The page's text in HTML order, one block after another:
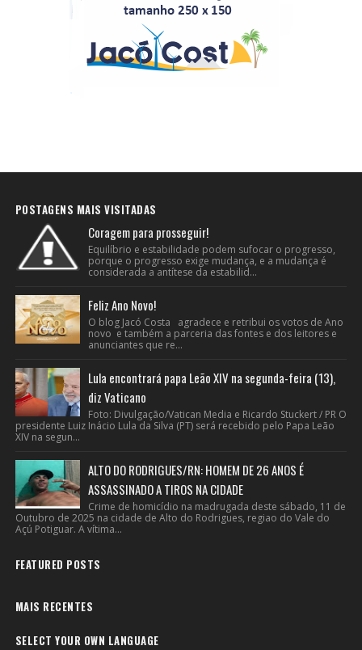
POSTAGENS MAIS VISITADAS
Coragem para prosseguir!
Equilíbrio e estabilidade podem sufocar o progresso,
porque o progresso exige mudança, e a mudança é
considerada a antítese da estabilid...
Feliz Ano Novo!
O blog Jacó Costa agradece e retribui os votos de Ano
novo e também a parceria das fontes e dos leitores e
anunciantes que re...
Lula encontrará papa Leão XIV na segunda-feira (13),
diz Vaticano
Foto: Divulgação/Vatican Media e Ricardo Stuckert / PR O
presidente Luiz Inácio Lula da Silva (PT) será recebido pelo Papa Leão
XIV na segun...
ALTO DO RODRIGUES/RN: HOMEM DE 26 ANOS É
ASSASSINADO A TIROS NA CIDADE
Crime de homicídio na madrugada deste sábado, 11 de
Outubro de 2025 na cidade de Alto do Rodrigues, regiao do Vale do
Açú Potiguar. A vítima...
FEATURED POSTS
MAIS RECENTES
SELECT YOUR OWN LANGUAGE